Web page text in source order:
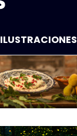
ILUSTRACIONES